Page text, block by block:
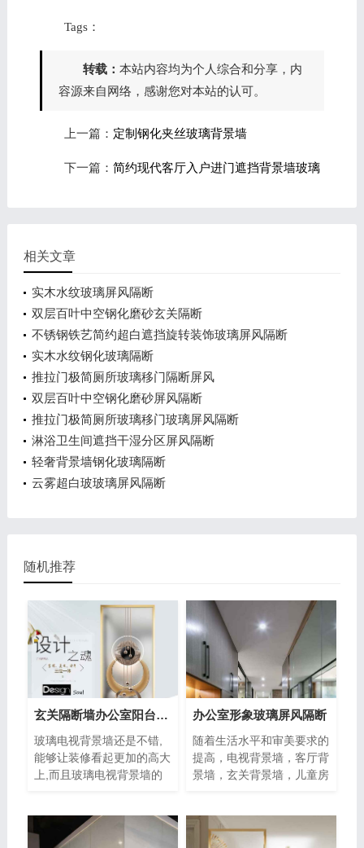
Tags：
转载： 本站内容均为个人综合和分享，内
容源来自网络，感谢您对本站的认可。
上一篇： 定制钢化夹丝玻璃背景墙
下一篇： 简约现代客厅入户进门遮挡背景墙玻璃
相关文章
实木水纹玻璃屏风隔断
双层百叶中空钢化磨砂玄关隔断
不锈钢铁艺简约超白遮挡旋转装饰玻璃屏风隔断
实木水纹钢化玻璃隔断
推拉门极简厕所玻璃移门隔断屏风
双层百叶中空钢化磨砂屏风隔断
推拉门极简厕所玻璃移门玻璃屏风隔断
淋浴卫生间遮挡干湿分区屏风隔断
轻奢背景墙钢化玻璃隔断
云雾超白玻玻璃屏风隔断
随机推荐
玄关隔断墙办公室阳台挡门玻璃背景墙
玻璃电视背景墙还是不错,
能够让装修看起更加的高大
上,而且玻璃电视背景墙的
办公室形象玻璃屏风隔断
随着生活水平和审美要求的
提高，电视背景墙，客厅背
景墙，玄关背景墙，儿童房